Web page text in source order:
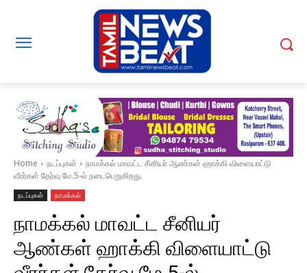
Home நடப்புகள்
நாமக்கல் மாவட்ட சீனியர் ஆண்கள் ஹாக்கி விளையாட்டு
வீரர்கள் தேர்வு மே.5-ல் நடைபெறுகிறது.
நடப்புகள் நாமக்கல்
நாமக்கல் மாவட்ட சீனியர்
ஆண்கள் ஹாக்கி விளையாட்டு